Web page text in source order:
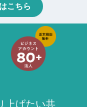
こちら
上げたい共